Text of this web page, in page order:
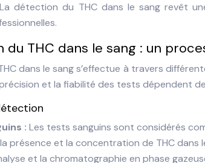
détection du THC dans le sang revêt
du THC dans le sang : un
dans le sang s’effectue à travers
et la fiabilité des tests dépendent
: Les tests sanguins sont considérés
présence et la concentration de THC dans
et la chromatographie en phase